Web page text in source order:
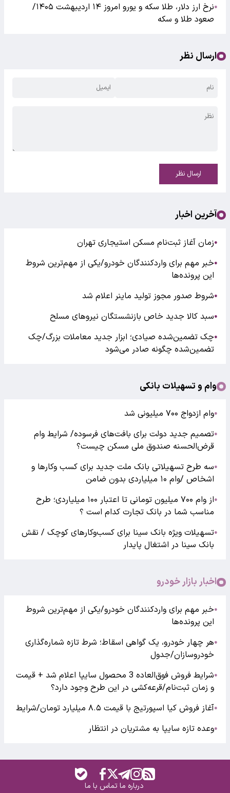
●
نرخ ارز دلار، طلا سکه و یورو امروز ۱۴ اردیبهشت ۱۴۰۵/
صعود طلا و سکه
ارسال نظر
ارسال نظر
آخرین اخبار
●زمان آغاز ثبت‌نام مسکن استیجاری تهران
●خبر مهم برای واردکنندگان خودرو/یکی از مهم‌ترین شروط
این پرونده‌ها
●شروط صدور مجوز تولید ماینر اعلام شد
●سبد کالا جدید خاص بازنشستگان نیروهای مسلح
●چک تضمین‌شده صیادی؛ ابزار جدید معاملات بزرگ/چک
تضمین‌شده چگونه صادر می‌شود
وام و تسهیلات بانکی
●وام ازدواج ۷۰۰ میلیونی شد
●تصمیم جدید دولت برای بافت‌های فرسوده/ شرایط وام
قرض‌الحسنه صندوق ملی مسکن چیست؟
●سه طرح تسهیلاتی بانک ملت جدید برای کسب وکارها و
اشخاص /وام ۱۰ میلیاردی بدون ضامن
●
از وام ۷۰۰ میلیون تومانی تا اعتبار ۱۰۰ میلیاردی؛ طرح
مناسب شما در بانک تجارت کدام است ؟
●تسهیلات ویژه بانک سینا برای کسب‌وکارهای کوچک / نقش
بانک سینا در اشتغال پایدار
اخبار بازار خودرو
●خبر مهم برای واردکنندگان خودرو/یکی از مهم‌ترین شروط
این پرونده‌ها
●هر چهار خودرو، یک گواهی اسقاط؛ شرط تازه شماره‌گذاری
خودروسازان/جدول
●
شرایط فروش فوق‌العاده 3 محصول سایپا اعلام شد + قیمت
و زمان ثبت‌نام/قرعه‌کشی در این طرح وجود دارد؟
●آغاز فروش کیا اسپورتیج با قیمت ۸.۵ میلیارد تومان/شرایط
●وعده تازه سایپا به مشتریان در انتظار
درباره ماتماس با ما